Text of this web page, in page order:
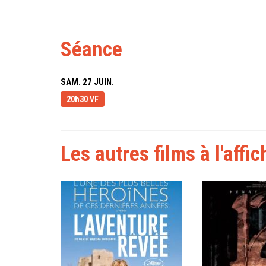
Séance
SAM. 27 JUIN.
20h30 VF
Les autres films à